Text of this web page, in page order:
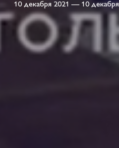
10 декабря 2021 — 10 декабря